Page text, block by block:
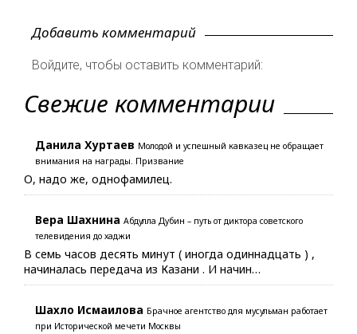
Добавить комментарий
Войдите, чтобы оставить комментарий:
Свежие комментарии
Данила Хуртаев Молодой и успешный кавказец не обращает
внимания на награды. Призвание
О, надо же, однофамилец.
Вера Шахнина Абдулла Дубин – путь от диктора советского
телевидения до хаджи
В семь часов десять минут ( иногда одиннадцать ) ,
начиналась передача из Казани . И начин…
Шахло Исмаилова Брачное агентство для мусульман работает
при Исторической мечети Москвы